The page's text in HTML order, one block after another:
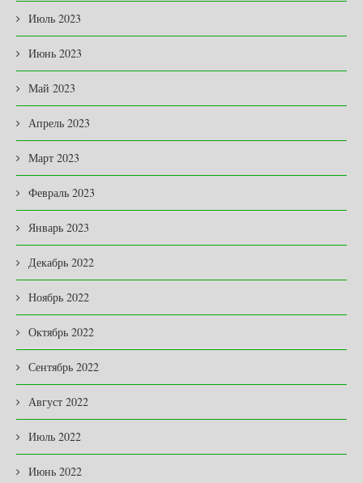
Июль 2023
Июнь 2023
Май 2023
Апрель 2023
Март 2023
Февраль 2023
Январь 2023
Декабрь 2022
Ноябрь 2022
Октябрь 2022
Сентябрь 2022
Август 2022
Июль 2022
Июнь 2022